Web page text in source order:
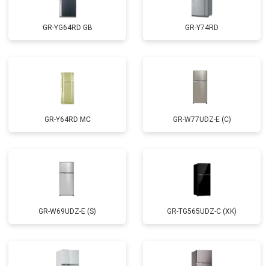
GR-YG64RD GB GR-Y74RD
GR-Y64RD MC GR-W77UDZ-E (C)
GR-W69UDZ-E (S) GR-TG565UDZ-C (XK)